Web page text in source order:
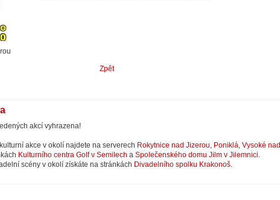
Zpět
akcí vyhrazena!
akce v okolí najdete na serverech Rokytnice nad Jizerou, Poniklá, Vysoké nad
Kulturního centra Golf v Semilech a Společenského domu Jilm v Jilemnici.
scény v okolí získáte na stránkách Divadelního spolku Krakonoš.